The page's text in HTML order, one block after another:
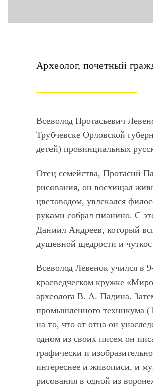
Археолог, почетный
Всеволод Протасьевич
Трубчевске Орловской
детей) провинциальных
Отец семейства, Протасий
рисования, он восхищал
цветоводом, увлекался
руками собрал пианино. С
Даниил Андреев, который
душевной щедрости и
Всеволод Левенок учился в
краеведческом кружке
археолога В. А. Падина.
промышленного техникума
на то, что от отца он
одном из своих писем он
графически и
интереснее и живописи, и
рисования в одной из